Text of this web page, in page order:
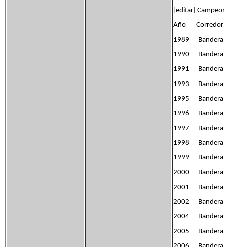
[editar]
Año Corredor
1989 Bandera
1990 Bandera
1991 Bandera
1993 Bandera
1995 Bandera
1996 Bandera
1997 Bandera
1998 Bandera
1999 Bandera
2000 Bandera
2001 Bandera
2002 Bandera
2004 Bandera
2005 Bandera